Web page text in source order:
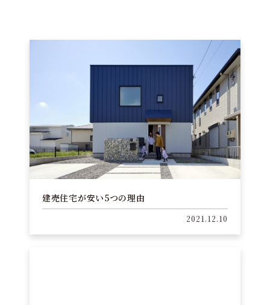
建売住宅が安い5つの理由
2021.12.10